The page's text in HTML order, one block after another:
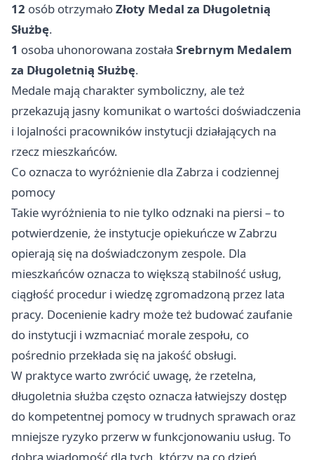
12 osób otrzymałoZłoty Medal za Długoletnią
Służbę.
1 osoba uhonorowana została Srebrnym Medalem
za Długoletnią Służbę.
Medale mają charakter symboliczny, ale też
przekazują jasny komunikat o wartości doświadczenia
i lojalności pracowników instytucji działających na
rzecz mieszkańców.
Co oznacza to wyróżnienie dla Zabrza i codziennej
pomocy
Takie wyróżnienia to nie tylko odznaki na piersi – to
potwierdzenie, że instytucje opiekuńcze w Zabrzu
opierają się na doświadczonym zespole. Dla
mieszkańców oznacza to większą stabilność usług,
ciągłość procedur i wiedzę zgromadzoną przez lata
pracy. Docenienie kadry może też budować zaufanie
do instytucji i wzmacniać morale zespołu, co
pośrednio przekłada się na jakość obsługi.
W praktyce warto zwrócić uwagę, że rzetelna,
długoletnia służba często oznacza łatwiejszy dostęp
do kompetentnej pomocy w trudnych sprawach oraz
mniejsze ryzyko przerw w funkcjonowaniu usług. To